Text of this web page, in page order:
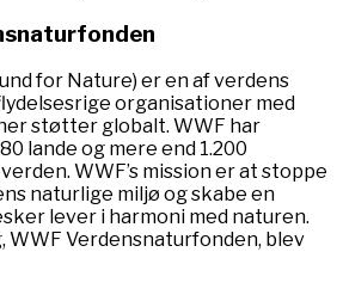
for Nature) er en af verdens
organisationer med
støtter globalt. WWF har
lande og mere end 1.200
WWF’s mission er at stoppe
naturlige miljø og skabe en
lever i harmoni med naturen.
WWF Verdensnaturfonden, blev